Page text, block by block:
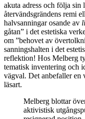
akuta adress och följa sin
återvändsgrändens remi
halvsanningar osande av
gåtan” i det estetiska
om ”behovet av
sanningshalten i det
reflektion! Hos Melberg
tematisk inventering och
vägval. Det anbefaller en
läsart.
Melberg blottar
aktivistisk